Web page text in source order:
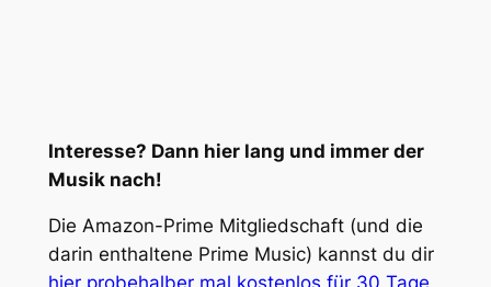
Interesse? Dann hier lang und immer der
Musik nach!
Die Amazon-Prime Mitgliedschaft (und die
darin enthaltene Prime Music) kannst du dir